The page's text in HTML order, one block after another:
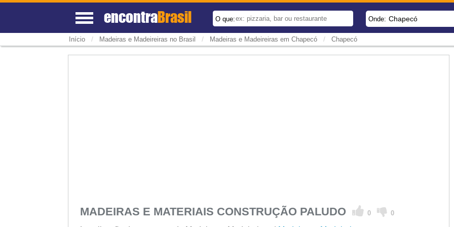
encontraBrasil O que: Onde: Chapecó
Início / Madeiras e Madeireiras no Brasil / Madeiras e Madeireiras em Chapecó / Chapecó
MADEIRAS E MATERIAIS CONSTRUÇÃO PALUDO 0 0